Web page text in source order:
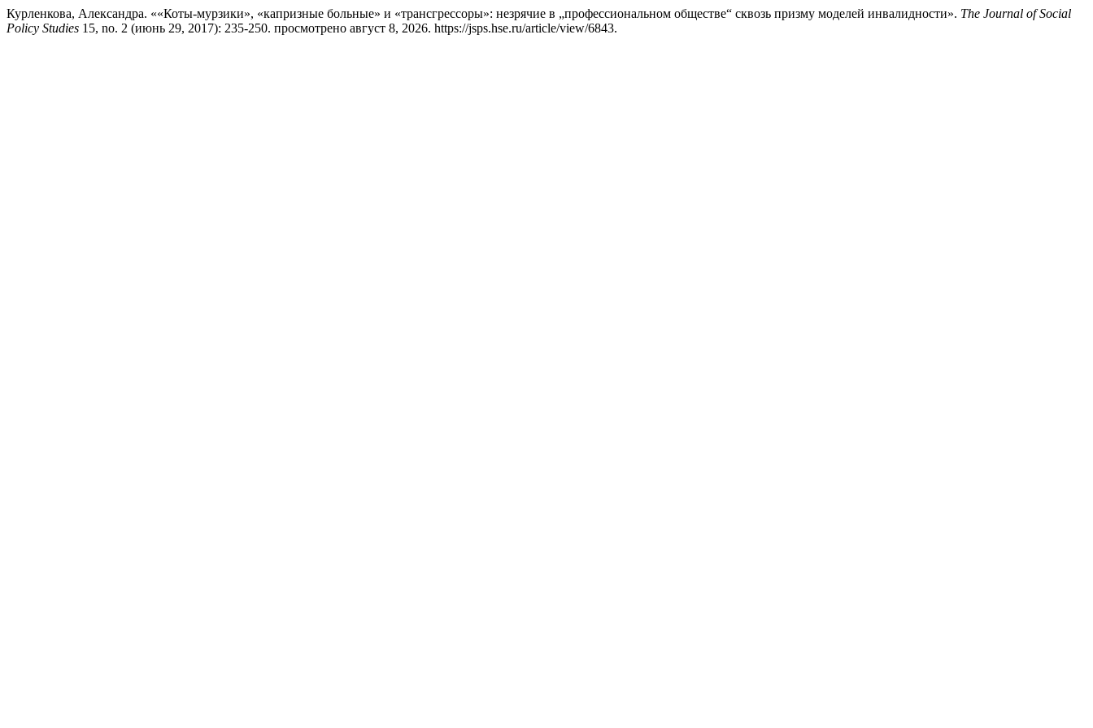
Курленкова, Александра. ««Коты-мурзики», «капризные больные» и «трансгрессоры»: незрячие в „профессиональном обществе“ сквозь призму моделей инвалидности». The Journal of Social
Policy Studies 15, no. 2 (июнь 29, 2017): 235-250. просмотрено август 8, 2026. https://jsps.hse.ru/article/view/6843.